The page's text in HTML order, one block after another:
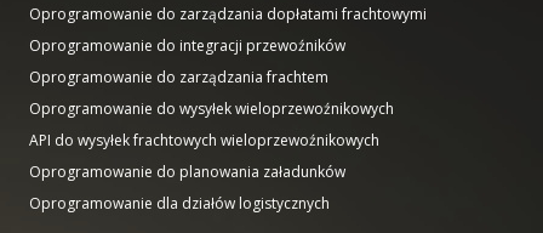
Oprogramowanie do zarządzania dopłatami frachtowymi
Oprogramowanie do integracji przewoźników
Oprogramowanie do zarządzania frachtem
Oprogramowanie do wysyłek wieloprzewoźnikowych
API do wysyłek frachtowych wieloprzewoźnikowych
Oprogramowanie do planowania załadunków
Oprogramowanie dla działów logistycznych